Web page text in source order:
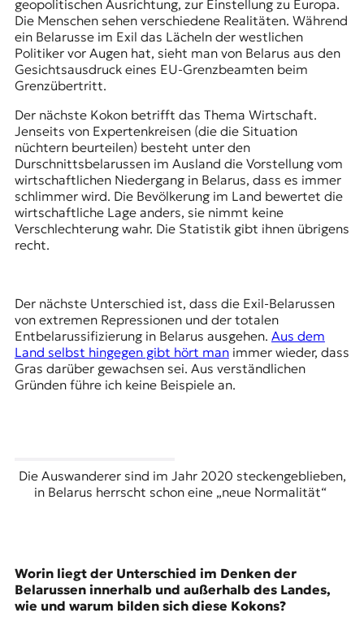
geopolitischen Ausrichtung, zur Einstellung zu Europa.
Die Menschen sehen verschiedene Realitäten. Während
ein Belarusse im Exil das Lächeln der westlichen
Politiker vor Augen hat, sieht man von Belarus aus den
Gesichtsausdruck eines EU-Grenzbeamten beim
Grenzübertritt.
Der nächste Kokon betrifft das Thema Wirtschaft.
Jenseits von Expertenkreisen (die die Situation
nüchtern beurteilen) besteht unter den
Durschnittsbelarussen im Ausland die Vorstellung vom
wirtschaftlichen Niedergang in Belarus, dass es immer
schlimmer wird. Die Bevölkerung im Land bewertet die
wirtschaftliche Lage anders, sie nimmt keine
Verschlechterung wahr. Die Statistik gibt ihnen übrigens
recht.
Der nächste Unterschied ist, dass die Exil-Belarussen
von extremen Repressionen und der totalen
Entbelarussifizierung in Belarus ausgehen. Aus dem
Land selbst hingegen gibt hört manimmer wieder, dass
Gras darüber gewachsen sei. Aus verständlichen
Gründen führe ich keine Beispiele an.
Die Auswanderer sind im Jahr 2020 steckengeblieben,
in Belarus herrscht schon eine „neue Normalität“
Worin liegt der Unterschied im Denken der
Belarussen innerhalb und außerhalb des Landes,
wie und warum bilden sich diese Kokons?